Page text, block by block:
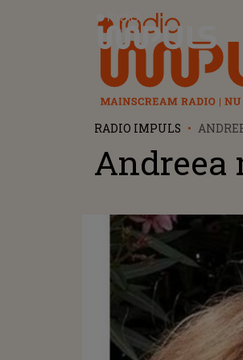
Radio Impuls
RADIO IMPULS